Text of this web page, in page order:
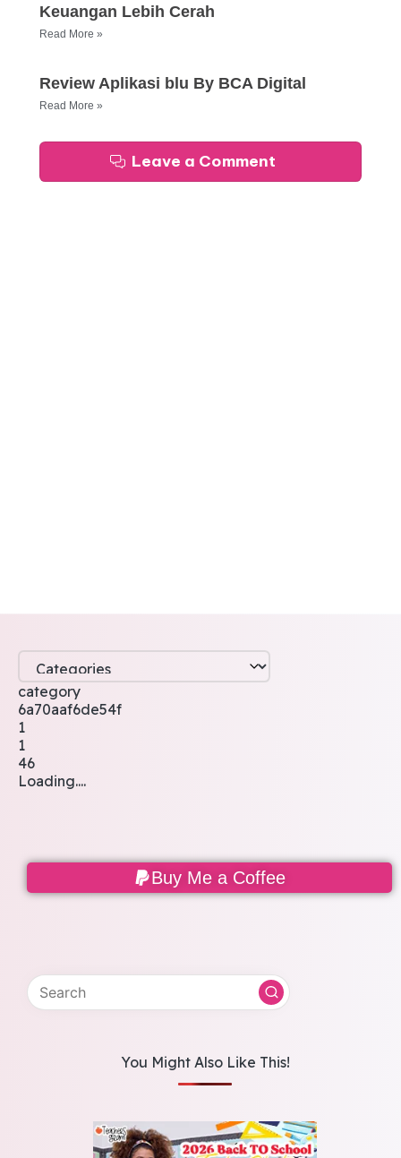
Keuangan Lebih Cerah
Read More »
Review Aplikasi blu By BCA Digital
Read More »
Leave a Comment
category
6a70aaf6de54f
1
1
46
Loading....
Buy Me a Coffee
You Might Also Like This!